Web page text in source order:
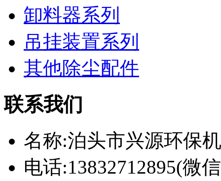
卸料器系列
吊挂装置系列
其他除尘配件
联系我们
名称:泊头市兴源环保
电话:13832712895(微